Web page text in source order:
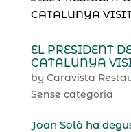
EL PRESIDENT
CATALUNYA
by Caravista
Sense categoria
Joan Solà ha